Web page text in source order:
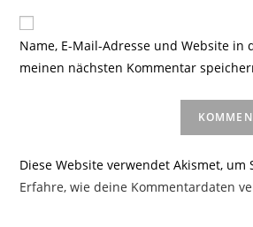
ein
zum
Kommentieren
ein
Website-
URL
Name, E-Mail-Adresse und Website in
meinen nächsten Kommentar
Diese Website verwendet Akismet, um
Erfahre, wie deine Kommentardaten